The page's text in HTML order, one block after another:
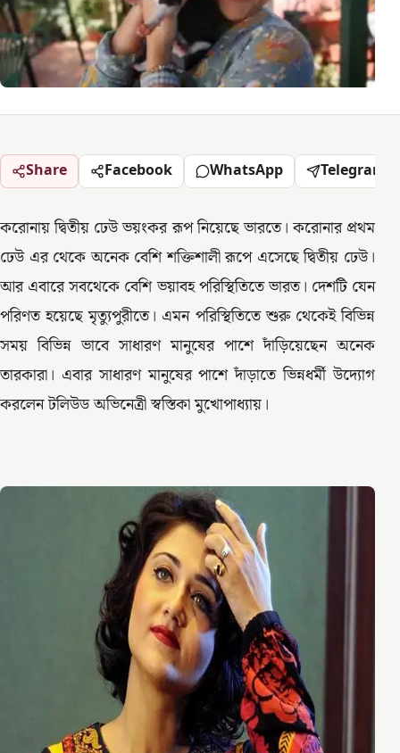
Share Facebook WhatsApp Telegram
করোনায় দ্বিতীয় ঢেউ ভয়ংকর রূপ নিয়েছে ভারতে। করোনার প্রথম
ঢেউ এর থেকে অনেক বেশি শক্তিশালী রূপে এসেছে দ্বিতীয় ঢেউ।
আর এবারে সবথেকে বেশি ভয়াবহ পরিস্থিতিতে ভারত। দেশটি যেন
পরিণত হয়েছে মৃত্যুপুরীতে। এমন পরিস্থিতিতে শুরু থেকেই বিভিন্ন
সময় বিভিন্ন ভাবে সাধারণ মানুষের পাশে দাঁড়িয়েছেন অনেক
তারকারা। এবার সাধারণ মানুষের পাশে দাঁড়াতে ভিন্নধর্মী উদ্যোগ
করলেন টলিউড অভিনেত্রী স্বস্তিকা মুখোপাধ্যায়।